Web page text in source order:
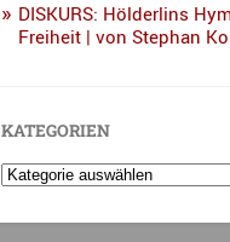
DISKURS: Hölderlins
Freiheit | von Stephan
KATEGORIEN